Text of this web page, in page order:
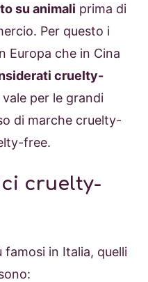
su animali prima di
Per questo i
Europa che in Cina
cruelty-
per le grandi
di marche cruelty-
free.
cruelty-
in Italia, quelli